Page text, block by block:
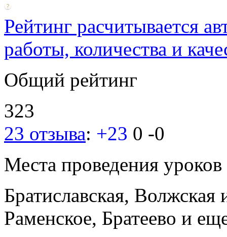
Рейтинг расчитывается
работы, количества и
Общий рейтинг
323
23 отзыва: +23 0 -0
Места проведения уроков
Братиславская, Волжская
Раменское, Братеево и